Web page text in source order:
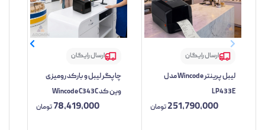
ارسال رایگان
لیبل پرینتر Wincode مدل
LP433E
251,790,000تومان
ارسال رایگان
چاپگر لیبل و بارکد رومیزی
وین کد Wincode C343C
78,419,000تومان